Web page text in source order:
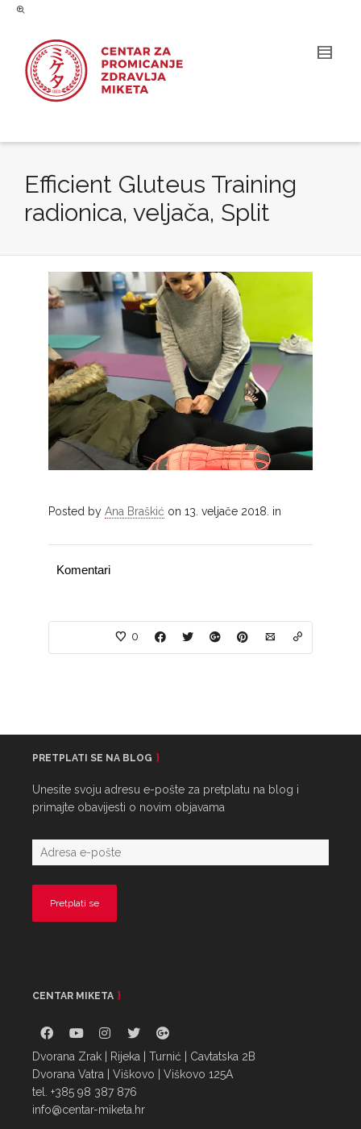
Efficient Gluteus Training
radionica, veljača, Split
Posted by Ana Braškić on 13. veljače 2018. in
Komentari
0
PRETPLATI SE NA BLOG
Unesite svoju adresu e-pošte za pretplatu na blog i
primajte obavijesti o novim objavama
CENTAR MIKETA
Dvorana Zrak | Rijeka | Turnić | Cavtatska 2B
Dvorana Vatra | Viškovo | Viškovo 125A
tel. +385 98 387 876
info@centar-miketa.hr